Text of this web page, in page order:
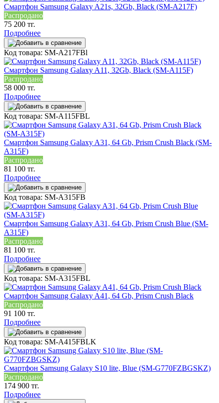
Смартфон Samsung Galaxy A21s, 32Gb, Black (SM-A217F)
Распродано
75 200 тг.
Подробнее
Код товара: SM-A217FBl
Смартфон Samsung Galaxy A11, 32Gb, Black (SM-A115F)
Распродано
58 000 тг.
Подробнее
Код товара: SM-A115FBL
Смартфон Samsung Galaxy A31, 64 Gb, Prism Crush Black (SM-
A315F)
Распродано
81 100 тг.
Подробнее
Код товара: SM-A315FB
Смартфон Samsung Galaxy A31, 64 Gb, Prism Crush Blue (SM-
A315F)
Распродано
81 100 тг.
Подробнее
Код товара: SM-A315FBL
Смартфон Samsung Galaxy A41, 64 Gb, Prism Crush Black
Распродано
91 100 тг.
Подробнее
Код товара: SM-A415FBLK
Смартфон Samsung Galaxy S10 lite, Blue (SM-G770FZBGSKZ)
Распродано
174 900 тг.
Подробнее